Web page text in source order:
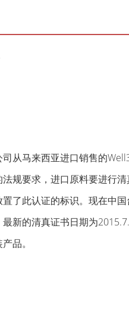
司从马来西亚进口销售的
规要求，进口原料要进行
了此认证的标识。现在中
新的清真证书日期为
品。